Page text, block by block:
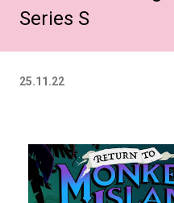
Series S
25.11.22